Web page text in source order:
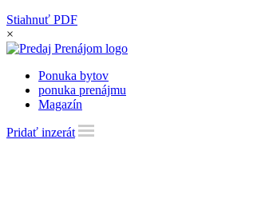
Stiahnuť PDF
×
Ponuka bytov
ponuka prenájmu
Magazín
Pridať inzerát